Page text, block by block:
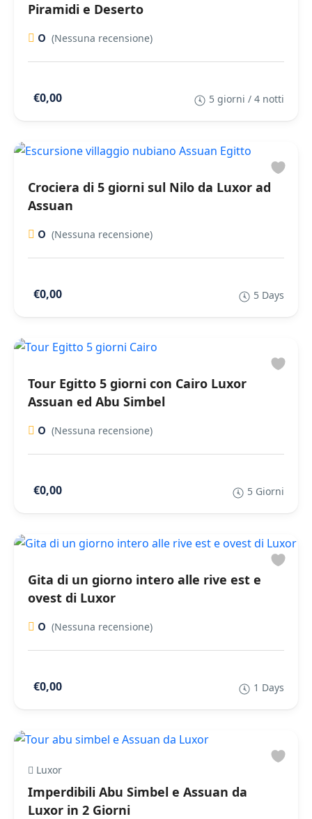
Piramidi e Deserto
0 (Nessuna recensione)
€0,00 5 giorni / 4 notti
Crociera di 5 giorni sul Nilo da Luxor ad
Assuan
0 (Nessuna recensione)
€0,00 5 Days
Tour Egitto 5 giorni con Cairo Luxor
Assuan ed Abu Simbel
0 (Nessuna recensione)
€0,00 5 Giorni
Gita di un giorno intero alle rive est e
ovest di Luxor
0 (Nessuna recensione)
€0,00 1 Days
Luxor
Imperdibili Abu Simbel e Assuan da
Luxor in 2 Giorni